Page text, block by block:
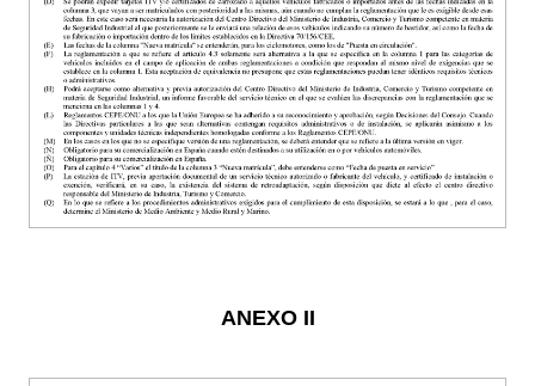
ANEXO II